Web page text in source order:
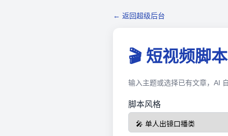
← 返回超级后台
🎬 短视频脚
输入主题或选择已有文章，AI
脚本风格